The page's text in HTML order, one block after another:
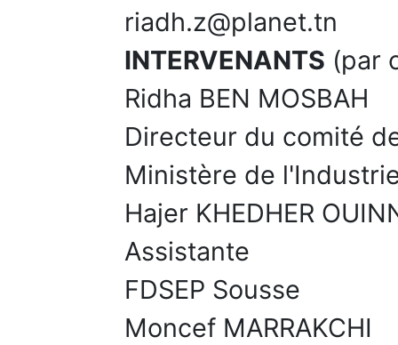
riadh.z@planet.tn
INTERVENANTS (par
Ridha BEN MOSBAH
Directeur du comité
Ministère de
Hajer KHEDHER
Assistante
FDSEP Sousse
Moncef MARRAKCHI